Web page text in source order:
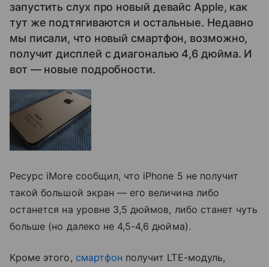
запустить слух про новый девайс Apple, как
тут же подтягиваются и остальные. Недавно
мы писали, что новый смартфон, возможно,
получит дисплей с диагональю 4,6 дюйма. И
вот — новые подробности.
Ресурс iMore сообщил, что iPhone 5 не получит
такой большой экран — его величина либо
останется на уровне 3,5 дюймов, либо станет чуть
больше (но далеко не 4,5-4,6 дюйма).
Кроме этого, смартфон получит LTE-модуль,